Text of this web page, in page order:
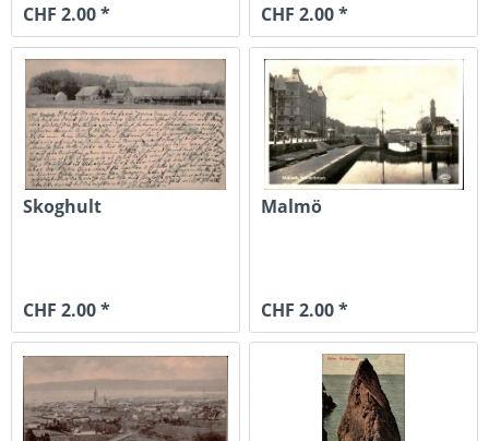
CHF 2.00 * CHF 2.00 *
Skoghult
CHF 2.00 *
Malmö
CHF 2.00 *